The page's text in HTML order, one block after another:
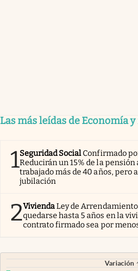
Las más leídas de Economía
1Seguridad Social Confirmado
Reducirán un 15% de la pensión
trabajado más de 40 años, pero
jubilación
2ViviendaLey de
quedarse hasta 5 años en la
contrato firmado sea por
Variación